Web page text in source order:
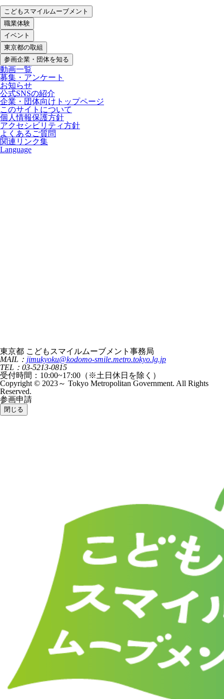
こどもスマイルムーブメント
職業体験
イベント
東京都の取組
参画企業・団体を知る
動画一覧
募集・アンケート
お知らせ
公式SNSの紹介
企業・団体向けトップページ
このサイトについて
個人情報保護方針
アクセシビリティ方針
よくあるご質問
関連リンク集
Language
東京都 こどもスマイルムーブメント事務局
MAIL： jimukyoku@kodomo-smile.metro.tokyo.lg.jp
TEL：03-5213-0815
受付時間：10:00~17:00（※土日休日を除く）
Copyright © 2023～ Tokyo Metropolitan Government. All Rights
Reserved.
参画申請
閉じる